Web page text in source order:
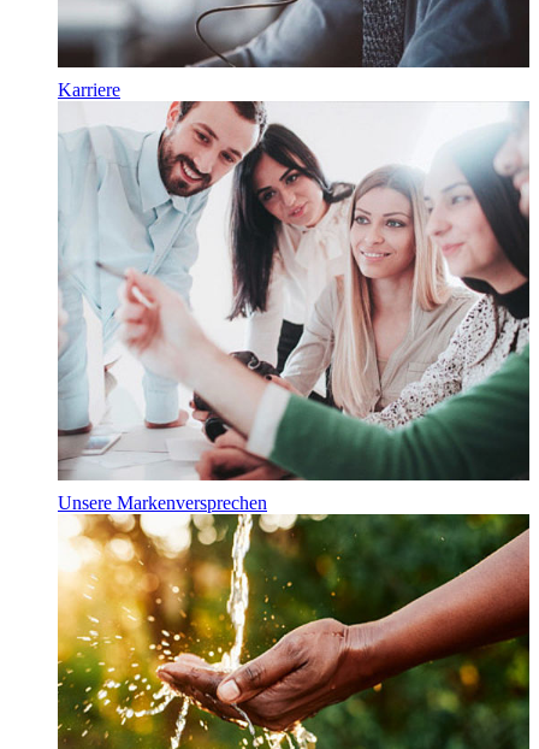
Karriere
Unsere Markenversprechen